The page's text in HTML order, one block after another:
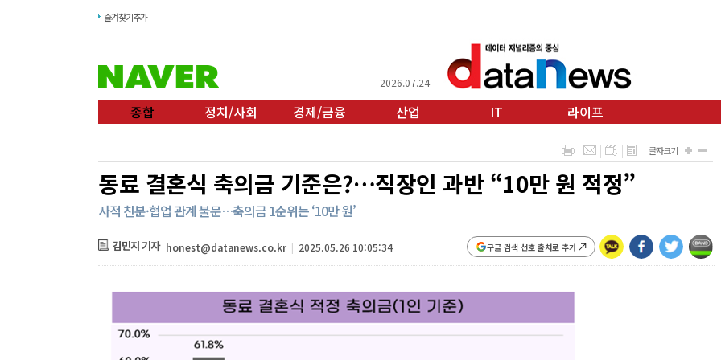
즐겨찾기추가
2026.07.24
종합 정치/사회 경제/금융 산업 IT 라이프
동료 결혼식 축의금 기준은?…직장인 과반 “10만 원 적정”
사적 친분·협업 관계 불문…축의금 1순위는 ‘10만 원’
구글 검색 선호 출처로 추가
김민지 기자 honest@datanews.co.kr | 2025.05.26 10:05:34
글자크기